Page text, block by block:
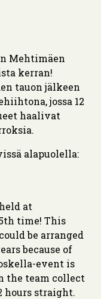
Mehtimäen
kerran!
tauon jälkeen
jossa 12
haalivat
alapuolella:
at
time! This
be arranged
because of
event is
the team collect
hours straight.